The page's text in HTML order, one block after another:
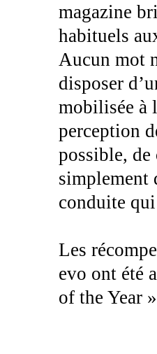
magazine
habituels
Aucun mot
disposer
mobilisée à
perception
possible, de
simplement
conduite qui
Les
evo ont été
of the Year